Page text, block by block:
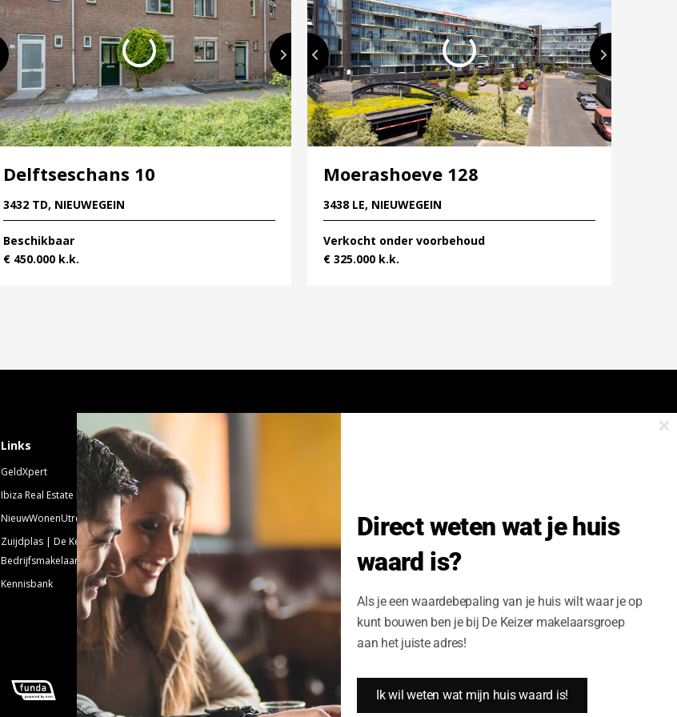
Delftseschans 10
3432 TD, NIEUWEGEIN
Beschikbaar
€ 450.000 k.k.
Moerashoeve 128
3438 LE, NIEUWEGEIN
Verkocht onder voorbehoud
€ 325.000 k.k.
Links
GeldXpert
Ibiza Real Estate BDK
NieuwWonenUtrecht
Zuijdplas | De Keizer
Bedrijfsmakelaars
Kennisbank
Schrijf je in voor onze nieuwsbrief.
Nieuwsbrief Nieuwbouw
Emailadres: Volledige Naam:
Schrijf me nu in
Volg ons!
Direct weten wat je huis
waard is?
Als je een waardebepaling van je huis wilt waar je op
kunt bouwen ben je bij De Keizer makelaarsgroep
aan het juiste adres!
Ik wil weten wat mijn huis waard is!